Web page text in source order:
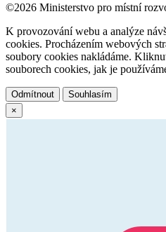
©2026 Ministerstvo pro místní
K provozování webu a analýze
cookies. Procházením webových
soubory cookies nakládáme.
souborech cookies, jak je
Odmítnout
Souhlasím
×